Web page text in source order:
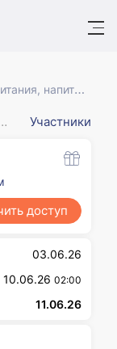
напитки, табак
Участники
доступ
03.06.26
10.06.26 02:00
11.06.26